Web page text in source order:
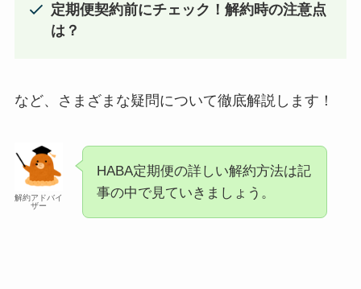
定期便契約前にチェック！解約時の注意点
は？
など、さまざまな疑問について徹底解説します！
解約アドバイ
ザー
HABA定期便の詳しい解約方法は記
事の中で見ていきましょう。